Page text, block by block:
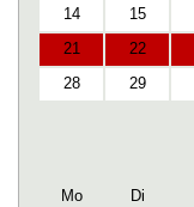
14
15
21
22
28
29
Mo
Di